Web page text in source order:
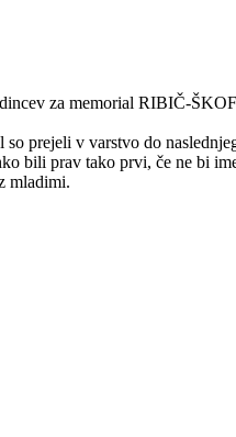
za memorial RIBIČ-
prejeli v varstvo do
bili prav tako prvi, če ne bi
mladimi.